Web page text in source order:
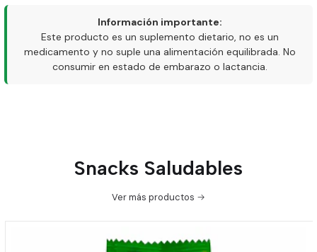
Información importante:
Este producto es un suplemento dietario, no es un
medicamento y no suple una alimentación equilibrada. No
consumir en estado de embarazo o lactancia.
Snacks Saludables
Ver más productos